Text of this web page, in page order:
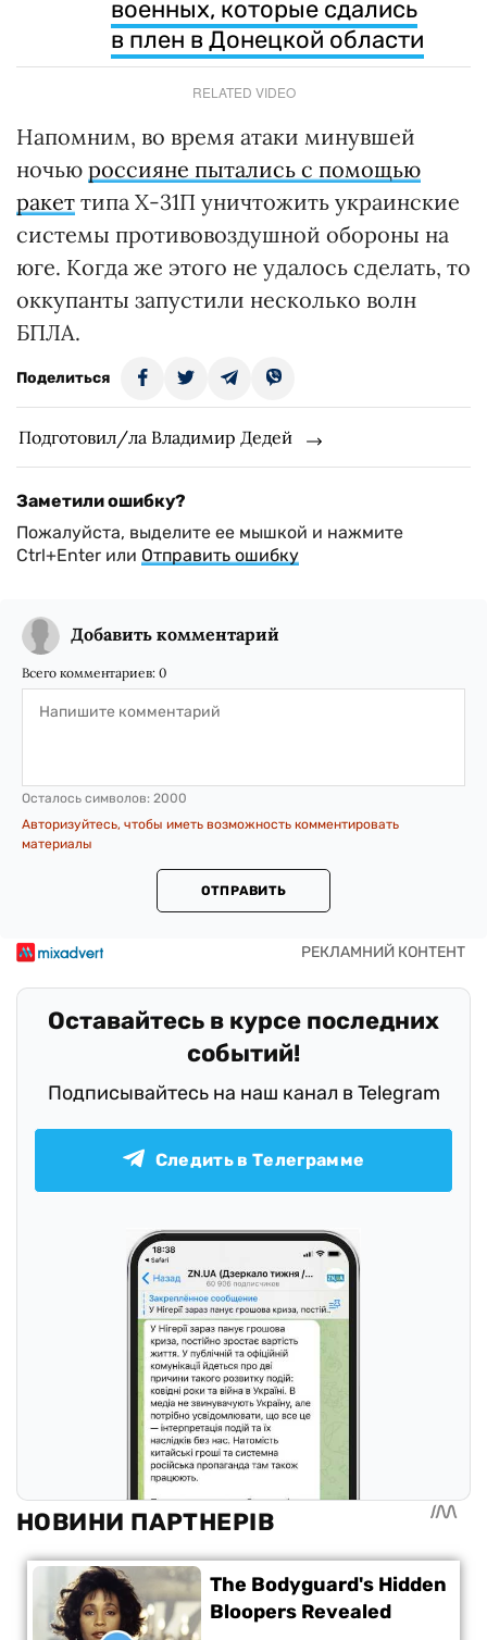
военных, которые сдались
в плен в Донецкой области
RELATED VIDEO
Напомним, во время атаки минувшей
ночью россияне пытались с помощью
ракет типа Х-31П уничтожить украинские
системы противовоздушной обороны на
юге. Когда же этого не удалось сделать, то
оккупанты запустили несколько волн
БПЛА.
Поделиться
Подготовил/ла Владимир Дедей
Заметили ошибку?
Пожалуйста, выделите ее мышкой и нажмите
Ctrl+Enter или Отправить ошибку
Добавить комментарий
Всего комментариев: 0
Осталось символов: 2000
Авторизуйтесь, чтобы иметь возможность комментировать
материалы
ОТПРАВИТЬ
Оставайтесь в курсе последних
событий!
Подписывайтесь на наш канал в Telegram
Следить в Телеграмме